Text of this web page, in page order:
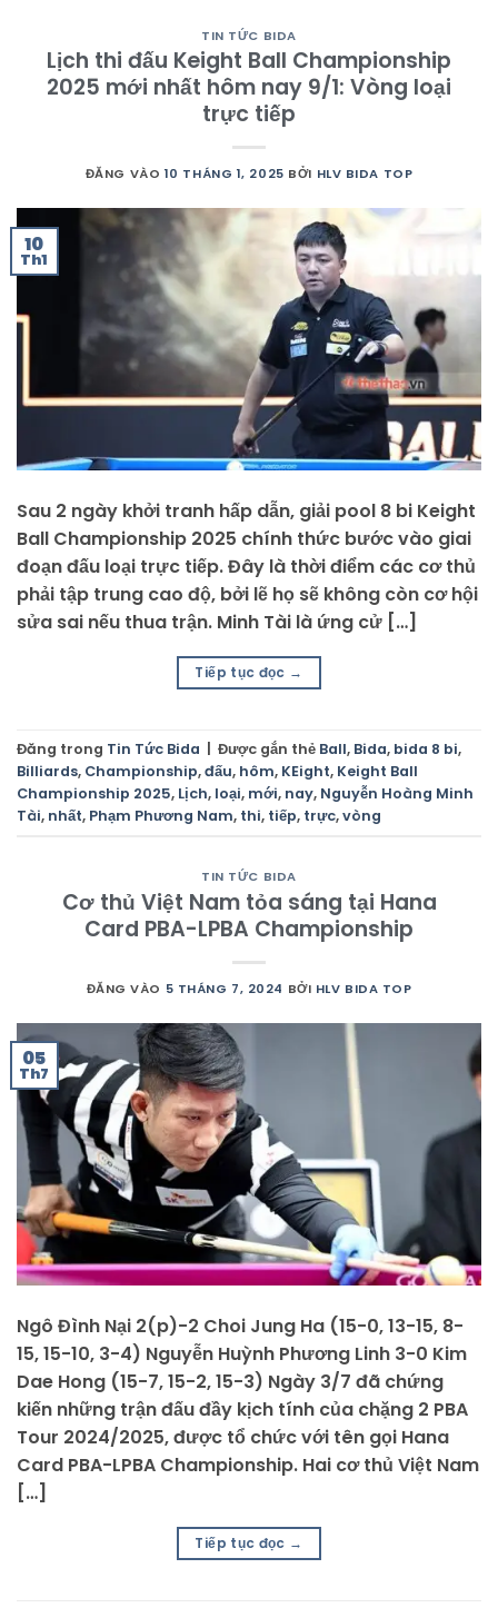
TIN TỨC BIDA
Lịch thi đấu Keight Ball Championship
2025 mới nhất hôm nay 9/1: Vòng loại
trực tiếp
ĐĂNG VÀO 10 THÁNG 1, 2025 BỞI HLV BIDA TOP
10
Th1
Sau 2 ngày khởi tranh hấp dẫn, giải pool 8 bi Keight
Ball Championship 2025 chính thức bước vào giai
đoạn đấu loại trực tiếp. Đây là thời điểm các cơ thủ
phải tập trung cao độ, bởi lẽ họ sẽ không còn cơ hội
sửa sai nếu thua trận. Minh Tài là ứng cử […]
Tiếp tục đọc →
Đăng trong Tin Tức Bida Được gắn thẻ Ball, Bida, bida 8 bi,
Billiards, Championship,đấu, hôm, KEight, Keight Ball
Championship 2025, Lịch, loại, mới, nay, Nguyễn Hoàng Minh
Tài, nhất, Phạm Phương Nam, thi, tiếp, trực,vòng
TIN TỨC BIDA
Cơ thủ Việt Nam tỏa sáng tại Hana
Card PBA-LPBA Championship
ĐĂNG VÀO 5 THÁNG 7, 2024 BỞI HLV BIDA TOP
05
Th7
Ngô Đình Nại 2(p)-2 Choi Jung Ha (15-0, 13-15, 8-
15, 15-10, 3-4) Nguyễn Huỳnh Phương Linh 3-0 Kim
Dae Hong (15-7, 15-2, 15-3) Ngày 3/7 đã chứng
kiến những trận đấu đầy kịch tính của chặng 2 PBA
Tour 2024/2025, được tổ chức với tên gọi Hana
Card PBA-LPBA Championship. Hai cơ thủ Việt Nam
[…]
Tiếp tục đọc →